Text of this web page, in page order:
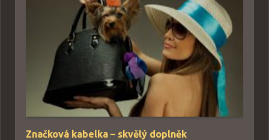
Značková kabelka – skvělý doplněk